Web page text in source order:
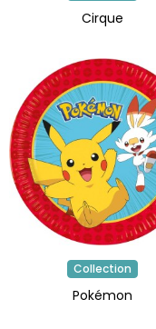
Cirque
Collection
Pokémon